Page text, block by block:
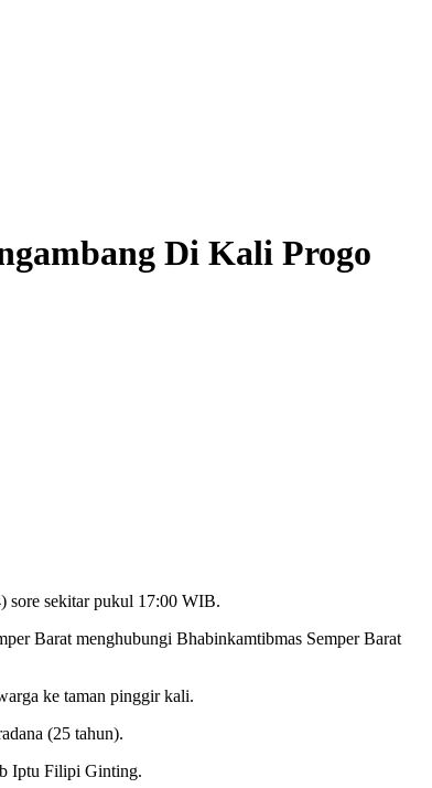
Di Kali Progo
sore sekitar pukul 17:00 WIB.
Barat menghubungi Bhabinkamtibmas Semper Barat
ke taman pinggir kali.
(25 tahun).
Iptu Filipi Ginting.